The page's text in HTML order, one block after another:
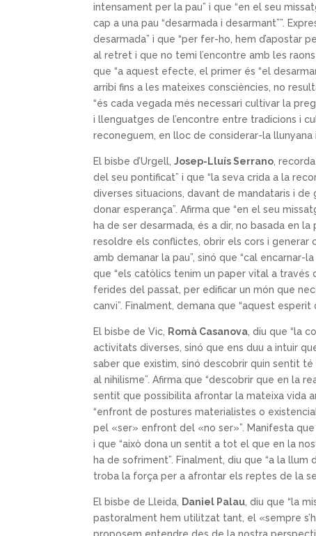
intensament per la pau” i que “en el seu
cap a una pau “desarmada i desarmant””.
desarmada” i que “per fer-ho, hem d’apostar
al retret i que no temi l’encontre amb les
que “a aquest efecte, el primer és “el
arribi fins a les mateixes consciències, no
“és cada vegada més necessari cultivar la
i llenguatges de l’encontre entre tradicions i
reconeguem, en lloc de considerar-la llunyana
El bisbe d’Urgell,Josep-Lluís Serrano ,
del seu pontificat” i que “la seva crida a la
diverses situacions, davant de mandataris i de
donar esperança”. Afirma que “en el seu
ha de ser desarmada, és a dir, no basada en
resoldre els conflictes, obrir els cors i generar
amb demanar la pau”, sinó que “cal
que “els catòlics tenim un paper vital a través
ferides del passat, per edificar un món que
canvi”. Finalment, demana que “aquest esperit
El bisbe de Vic, Romà Casanova , diu que “la
activitats diverses, sinó que ens duu a intuir
saber que existim, sinó descobrir quin sentit
al nihilisme”. Afirma que “descobrir que en la
sentit que possibilita afrontar la mateixa vida
“enfront de postures materialistes o
pel «ser» enfront del «no ser»”. Manifesta
i que “això dona un sentit a tot el que en la
ha de sofriment”. Finalment, diu que “a la llum
troba la força per a afrontar els reptes de la
El bisbe de Lleida, Daniel Palau , diu que “la
pastoralment hem utilitzat tant, el «sempre
proposem entendre des de la nostra